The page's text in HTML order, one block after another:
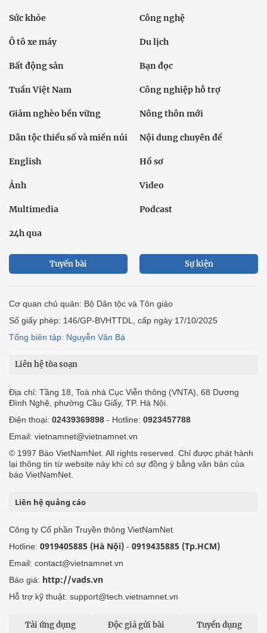
Sức khỏe Công nghệ
Ô tô xe máy Du lịch
Bất động sản Bạn đọc
Tuần Việt Nam Công nghiệp hỗ trợ
Giảm nghèo bền vững Nông thôn mới
Dân tộc thiểu số và miền núi Nội dung chuyên đề
English Hồ sơ
Ảnh Video
Multimedia Podcast
24h qua
Tuyến bài Sự kiện
Cơ quan chủ quản: Bộ Dân tộc và Tôn giáo
Số giấy phép: 146/GP-BVHTTDL, cấp ngày 17/10/2025
Tổng biên tập: Nguyễn Văn Bá
Liên hệ tòa soạn
Địa chỉ: Tầng 18, Toà nhà Cục Viễn thông (VNTA), 68 Dương
Đình Nghệ, phường Cầu Giấy, TP. Hà Nội.
Điện thoại: 02439369898 - Hotline: 0923457788
Email: vietnamnet@vietnamnet.vn
© 1997 Báo VietNamNet. All rights reserved. Chỉ được phát hành
lại thông tin từ website này khi có sự đồng ý bằng văn bản của
báo VietNamNet.
Liên hệ quảng cáo
Công ty Cổ phần Truyền thông VietNamNet
Hotline: 0919405885 (Hà Nội) - 0919435885 (Tp.HCM)
Email: contact@vietnamnet.vn
Báo giá: http://vads.vn
Hỗ trợ kỹ thuật: support@tech.vietnamnet.vn
Tải ứng dụng Độc giả gửi bài Tuyển dụng